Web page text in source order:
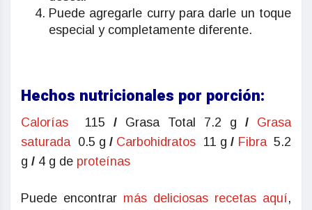
Puede agregarle curry para darle un toque
especial y completamente diferente.
Hechos nutricionales por porción:
Calorías 115 / Grasa Total 7.2 g /
Grasa
saturada 0.5 g / Carbohidratos 11 g/ Fibra 5.2
g / 4 g de proteínas
Puede encontrar más deliciosas recetas aquí,